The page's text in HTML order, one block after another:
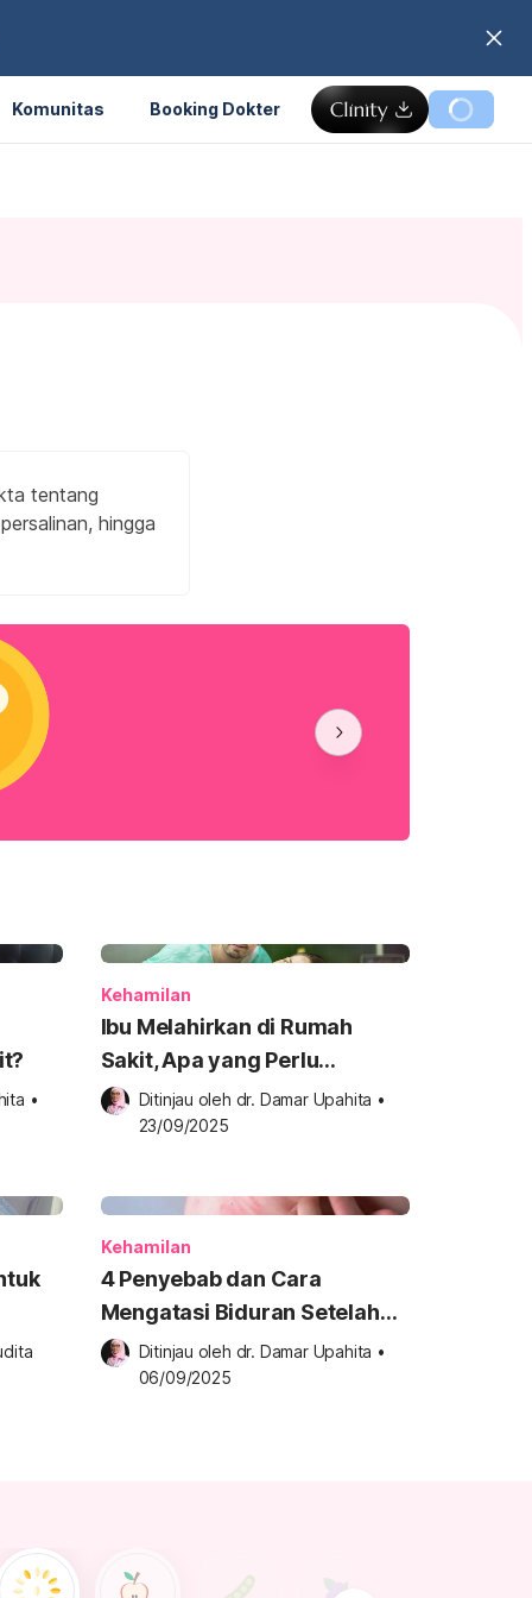
Komunitas Booking Dokter
tentang
hingga
•
Kehamilan
Ibu Melahirkan di Rumah
Sakit, Apa yang Perlu
Disiapkan?
Ditinjau oleh dr. Damar Upahita •
23/09/2025
Kehamilan
4 Penyebab dan Cara
Mengatasi Biduran Setelah
Melahirkan
Ditinjau oleh dr. Damar Upahita •
06/09/2025